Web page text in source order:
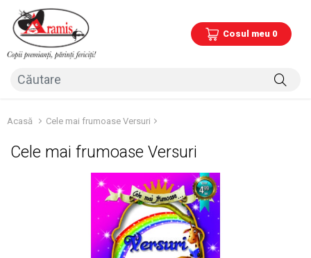
Cosul meu 0
Acasă Cele mai frumoase Versuri
Cele mai frumoase Versuri